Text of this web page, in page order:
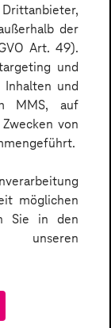
der
Art. 49).
und
Inhalten und
MMS, auf
von
möglichen
Sie in den